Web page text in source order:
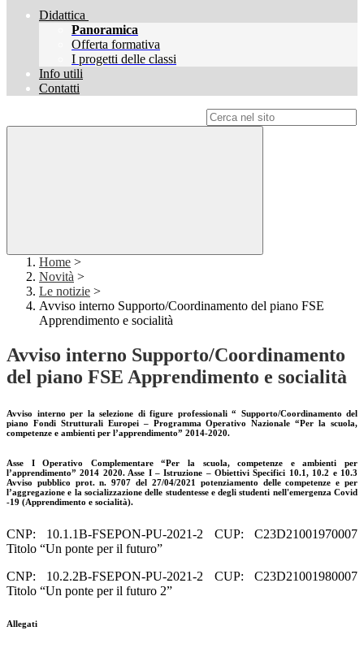
Didattica
Panoramica
Offerta formativa
I progetti delle classi
Info utili
Contatti
Home >
Novità >
Le notizie >
Avviso interno Supporto/Coordinamento del piano FSE
Apprendimento e socialità
Avviso interno Supporto/Coordinamento
del piano FSE Apprendimento e socialità
Avviso interno per la selezione di figure professionali “ Supporto/Coordinamento del
piano Fondi Strutturali Europei – Programma Operativo Nazionale “Per la scuola,
competenze e ambienti per l’apprendimento” 2014-2020.
Asse I Operativo Complementare “Per la scuola, competenze e ambienti per
l’apprendimento” 2014 2020. Asse I – Istruzione – Obiettivi Specifici 10.1, 10.2 e 10.3
Avviso pubblico prot. n. 9707 del 27/04/2021 potenziamento delle competenze e per
l’aggregazione e la socializzazione delle studentesse e degli studenti nell'emergenza Covid
-19 (Apprendimento e socialità).
CNP: 10.1.1B-FSEPON-PU-2021-2 CUP: C23D21001970007
Titolo “Un ponte per il futuro”
CNP: 10.2.2B-FSEPON-PU-2021-2 CUP: C23D21001980007
Titolo “Un ponte per il futuro 2”
Allegati